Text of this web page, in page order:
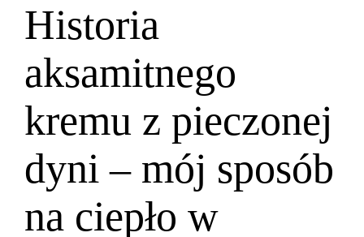
Historia
aksamitnego
kremu z pieczonej
dyni – mój sposób
na ciepło w